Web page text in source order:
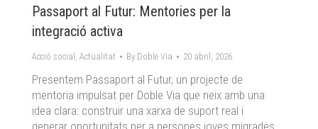
Passaport al Futur: Mentories per la
integració activa
Acció social , Actualitat By Doble Via 20 abril, 2026
Presentem Passaport al Futur, un projecte de
mentoria impulsat per Doble Via que neix amb una
idea clara: construir una xarxa de suport real i